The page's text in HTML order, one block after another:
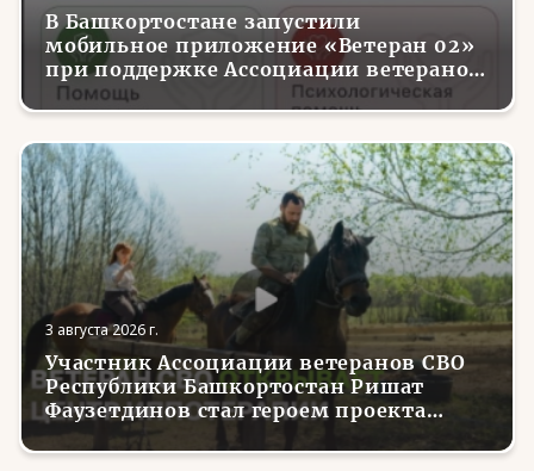
В Башкортостане запустили
мобильное приложение «Ветеран 02»
при поддержке Ассоциации ветеранов
СВО
3 августа 2026 г.
Участник Ассоциации ветеранов СВО
Республики Башкортостан Ришат
Фаузетдинов стал героем проекта
телеканала RT.Док «Держи удар! С
Николаем Валуевым»